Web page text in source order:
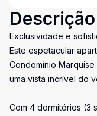
Descrição
Exclusividade e
Este espetacular
Condomínio
uma vista incrível do
Com 4 dormitórios (3